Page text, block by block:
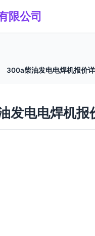
限公司
300a柴油发电电焊机报价
发电电焊机报